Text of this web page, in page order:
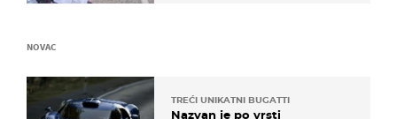
NOVAC
TREĆI UNIKATNI BUGATTI
Nazvan je po vrsti